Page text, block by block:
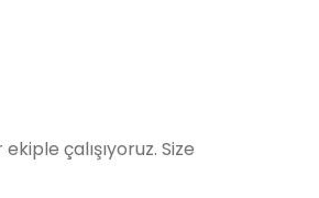
çalışıyoruz. Size